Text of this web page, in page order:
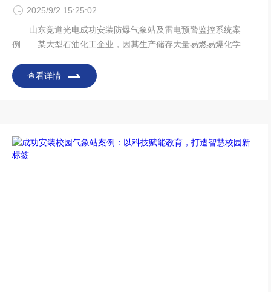
2025/9/2 15:25:02
山东竞道光电成功安装防爆气象站及雷电预警监控系统案
例 某大型石油化工企业，因其生产储存大量易燃易爆化学
生产，该企业选择与在环境监测领域经验丰富的山东竞道光电合
作。 山东竞道光电为其安装的防爆气象站，采用 Ex d IIC T6
度、气压等气象参数，为企业生产运
查看详情